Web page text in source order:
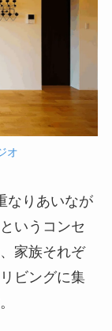
オ
なりあいなが
いうコンセ
家族それぞ
ビングに集